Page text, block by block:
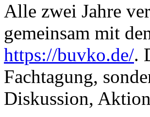
Alle zwei Jahre
gemeinsam mit
https://buvko.de/.
Fachtagung,
Diskussion,